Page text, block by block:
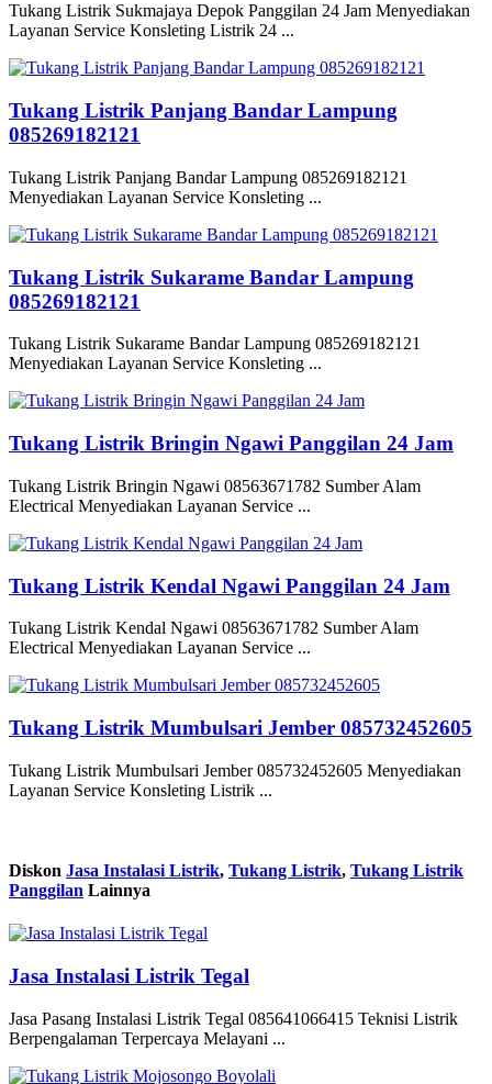
Tukang Listrik Sukmajaya Depok Panggilan 24 Jam Menyediakan
Layanan Service Konsleting Listrik 24 ...
Tukang Listrik Panjang Bandar Lampung
085269182121
Tukang Listrik Panjang Bandar Lampung 085269182121
Menyediakan Layanan Service Konsleting ...
Tukang Listrik Sukarame Bandar Lampung
085269182121
Tukang Listrik Sukarame Bandar Lampung 085269182121
Menyediakan Layanan Service Konsleting ...
Tukang Listrik Bringin Ngawi Panggilan 24 Jam
Tukang Listrik Bringin Ngawi 08563671782 Sumber Alam
Electrical Menyediakan Layanan Service ...
Tukang Listrik Kendal Ngawi Panggilan 24 Jam
Tukang Listrik Kendal Ngawi 08563671782 Sumber Alam
Electrical Menyediakan Layanan Service ...
Tukang Listrik Mumbulsari Jember 085732452605
Tukang Listrik Mumbulsari Jember 085732452605 Menyediakan
Layanan Service Konsleting Listrik ...
Diskon Jasa Instalasi Listrik, Tukang Listrik, Tukang Listrik
Panggilan Lainnya
Jasa Instalasi Listrik Tegal
Jasa Pasang Instalasi Listrik Tegal 085641066415 Teknisi Listrik
Berpengalaman Terpercaya Melayani ...